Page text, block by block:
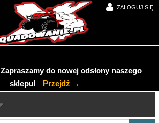
ZALOGUJ SIĘ
Zapraszamy do nowej odsłony naszego
sklepu!
Przejdź →